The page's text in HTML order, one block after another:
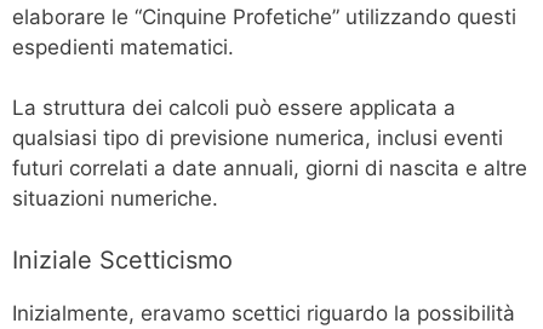
elaborare le “Cinquine Profetiche” utilizzando questi
espedienti matematici.
La struttura dei calcoli può essere applicata a
qualsiasi tipo di previsione numerica, inclusi eventi
futuri correlati a date annuali, giorni di nascita e altre
situazioni numeriche.
Iniziale Scetticismo
Inizialmente, eravamo scettici riguardo la possibilità